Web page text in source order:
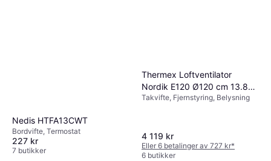
Nedis HTFA13CWT
Bordvifte, Termostat
227 kr
7 butikker
Thermex Loftventilator
Nordik E120 Ø120 cm 13.810
m³/h
Takvifte, Fjernstyring, Belysning
4 119 kr
Eller 6 betalinger av 727 kr*
6 butikker